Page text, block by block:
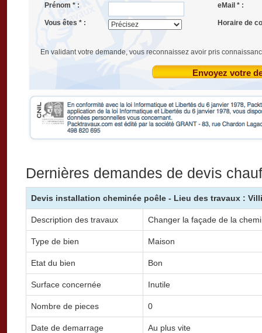
Prénom * : eMail * :
Vous êtes * : Horaire de
En validant votre demande, vous reconnaissez avoir pris
Envoyez votre
Dernières demandes de devis
Devis installation cheminée poêle - Lieu des travaux :
Description des travaux Changer la façade de la
Type de bien Maison
Etat du bien Bon
Surface concernée Inutile
Nombre de pieces 0
Date de demarrage Au plus vite